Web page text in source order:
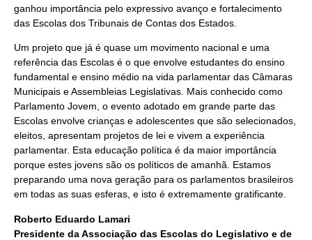
ganhou importância pelo expressivo avanço e fortalecimento
das Escolas dos Tribunais de Contas dos Estados.
Um projeto que já é quase um movimento nacional e uma
referência das Escolas é o que envolve estudantes do ensino
fundamental e ensino médio na vida parlamentar das Câmaras
Municipais e Assembleias Legislativas. Mais conhecido como
Parlamento Jovem, o evento adotado em grande parte das
Escolas envolve crianças e adolescentes que são selecionados,
eleitos, apresentam projetos de lei e vivem a experiência
parlamentar. Esta educação política é da maior importância
porque estes jovens são os políticos de amanhã. Estamos
preparando uma nova geração para os parlamentos brasileiros
em todas as suas esferas, e isto é extremamente gratificante.
Roberto Eduardo Lamari
Presidente da Associação das Escolas do Legislativo e de